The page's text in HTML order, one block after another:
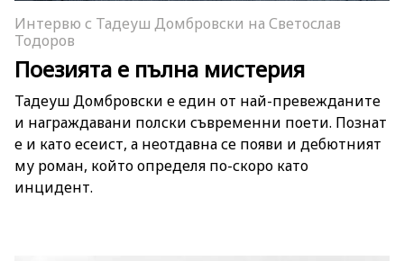
Интервю с Тадеуш Домбровски на Светослав
Тодоров
Поезията е пълна мистерия
Тадеуш Домбровски е един от най-превежданите
и награждавани полски съвременни поети. Познат
е и като есеист, а неотдавна се появи и дебютният
му роман, който определя по-скоро като
инцидент.